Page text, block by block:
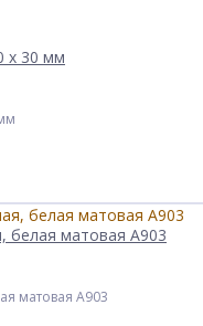
x 30 мм
белая матовая А903
матовая А903